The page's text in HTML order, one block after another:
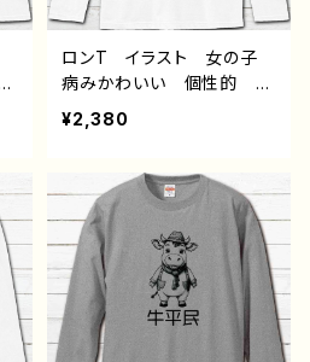
ロンT イラスト 女の子
病みかわいい 個性的 お
すすめ 人気 イラストレ
ーター 絵師 クリエイタ
シャツ タイトル： ドジっ子
メイド 作：ようか
¥2,380